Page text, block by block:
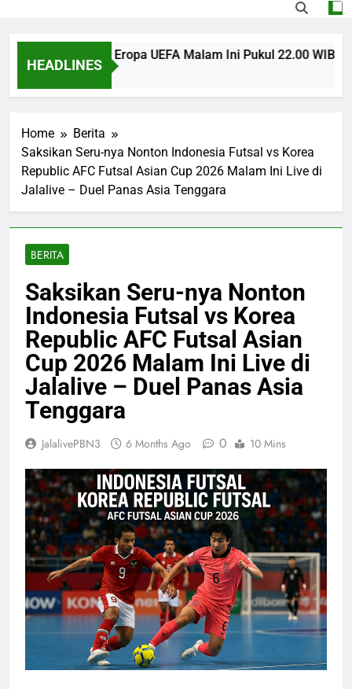
HEADLINES
U Craiova Liga Eropa UEFA Malam Ini Pukul 22.00 WIB
Home
Berita
Saksikan Seru-nya Nonton Indonesia Futsal vs Korea
Republic AFC Futsal Asian Cup 2026 Malam Ini Live di
Jalalive – Duel Panas Asia Tenggara
BERITA
Saksikan Seru-nya Nonton
Indonesia Futsal vs Korea
Republic AFC Futsal Asian
Cup 2026 Malam Ini Live di
Jalalive – Duel Panas Asia
Tenggara
JalalivePBN3 6 Months Ago 0 10 Mins